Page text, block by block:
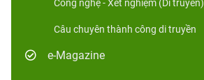
Công nghệ - Xét nghiệm (Di truyền)
Câu chuyên thành công di truyền
e-Magazine